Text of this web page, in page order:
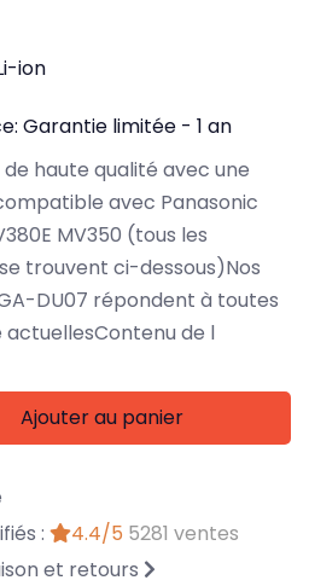
ion
Garantie limitée - 1 an
haute qualité avec une
avec Panasonic
MV350 (tous les
trouvent ci-dessous)Nos
DU07 répondent à toutes
de l
Ajouter au panier
:
4.4/5 5281 ventes
et retours